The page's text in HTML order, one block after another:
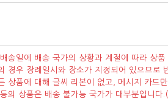
송일에 배송 국가의 상황과 계절에 따라 상품
경우 장례일시와 장소가 지정되어 있으므로
상품에 대해 글씨 리본이 없고, 메시지 카드만
의 상품은 배송 불가능 국가가 대부분입니다